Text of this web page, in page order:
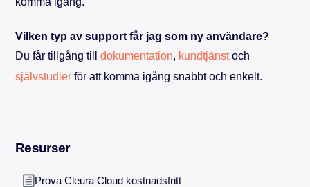
Vilken typ av support får jag som ny användare?
Du får tillgång till dokumentation, kundtjänstoch
självstudier för att komma igång snabbt och enkelt.
Resurser
Prova Cleura Cloud kostnadsfritt